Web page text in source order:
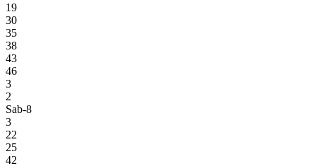
19
30
35
38
43
46
3
2
Sab-8
3
22
25
42